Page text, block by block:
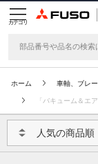
カテゴリ
ホーム 車軸、ブレ
「バキューム＆エ
人気の商品順